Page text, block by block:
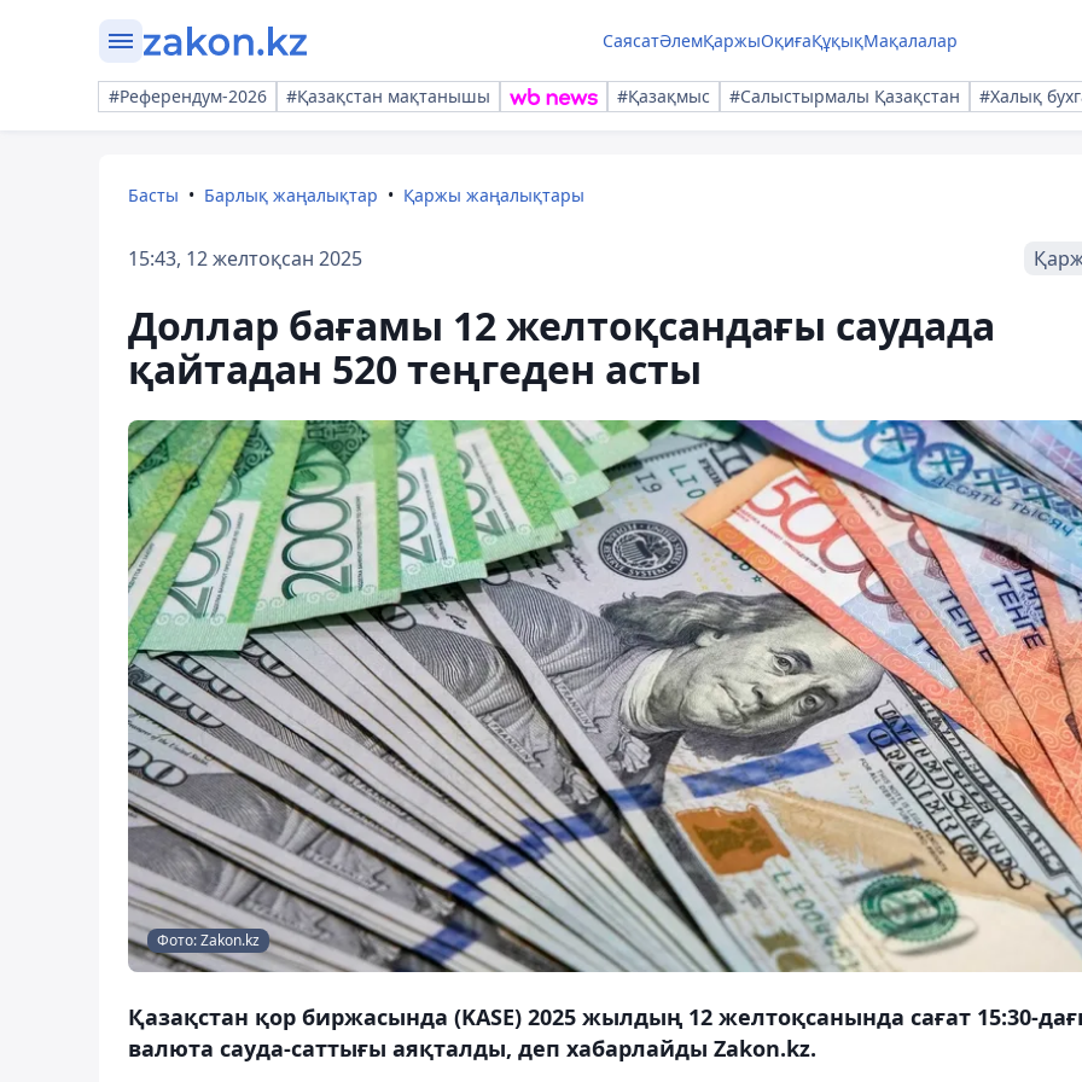
СаясатӘлемҚаржыОқиғаҚұқықМақалалар
#Референдум-2026 #Қазақстан мақтанышы #Қазақмыс #Салыстырмалы Қазақстан #Халық
Басты Барлық жаңалықтар Қаржы жаңалықтары
15:43, 12 желтоқсан 2025
Доллар бағамы 12 желтоқсандағы саудада
қайтадан 520 теңгеден асты
Фото: Zakon.kz
Қазақстан қор биржасында (KASE) 2025 жылдың 12 желтоқсанында сағат 15:30-
валюта сауда-саттығы аяқталды, деп хабарлайды Zakon.kz.